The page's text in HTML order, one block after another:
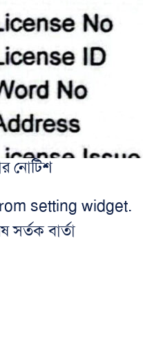
নোটিশ
setting widget.
সর্তক বার্তা